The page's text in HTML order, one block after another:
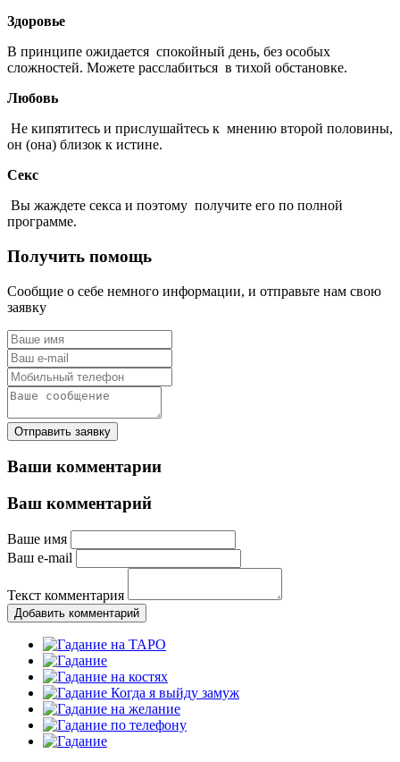
Здоровье
В принципе ожидается спокойный день, без особых
сложностей. Можете расслабиться в тихой обстановке.
Любовь
Не кипятитесь и прислушайтесь к мнению второй половины,
он (она) близок к истине.
Секс
Вы жаждете секса и поэтому получите его по полной
программе.
Получить помощь
Сообщие о себе немного информации, и отправьте нам свою
заявку
Отправить заявку
Ваши комментарии
Ваш комментарий
Ваше имя
Ваш e-mail
Текст комментария
Добавить комментарий